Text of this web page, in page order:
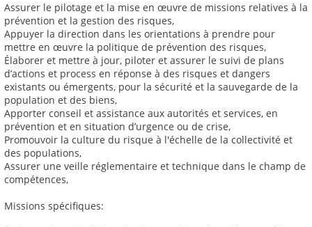
Assurer le pilotage et la mise en œuvre de missions relatives à la
prévention et la gestion des risques,
Appuyer la direction dans les orientations à prendre pour
mettre en œuvre la politique de prévention des risques,
Élaborer et mettre à jour, piloter et assurer le suivi de plans
d’actions et process en réponse à des risques et dangers
existants ou émergents, pour la sécurité et la sauvegarde de la
population et des biens,
Apporter conseil et assistance aux autorités et services, en
prévention et en situation d’urgence ou de crise,
Promouvoir la culture du risque à l'échelle de la collectivité et
des populations,
Assurer une veille réglementaire et technique dans le champ de
compétences,
Missions spécifiques: